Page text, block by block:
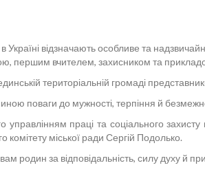
відзначають особливе та
першим вчителем, захисником та
територіальній громаді
поваги до мужності, терпіння й
управлінням праці та соціального
міської ради Сергій Подолько.
родин за відповідальність, силу духу й